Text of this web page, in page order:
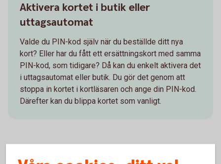
Aktivera kortet i butik eller
uttagsautomat
Valde du PIN-kod själv när du beställde ditt nya
kort? Eller har du fått ett ersättningskort med samma
PIN-kod, som tidigare? Då kan du enkelt aktivera det
i uttagsautomat eller butik. Du gör det genom att
stoppa in kortet i kortläsaren och ange din PIN-kod.
Därefter kan du blippa kortet som vanligt.